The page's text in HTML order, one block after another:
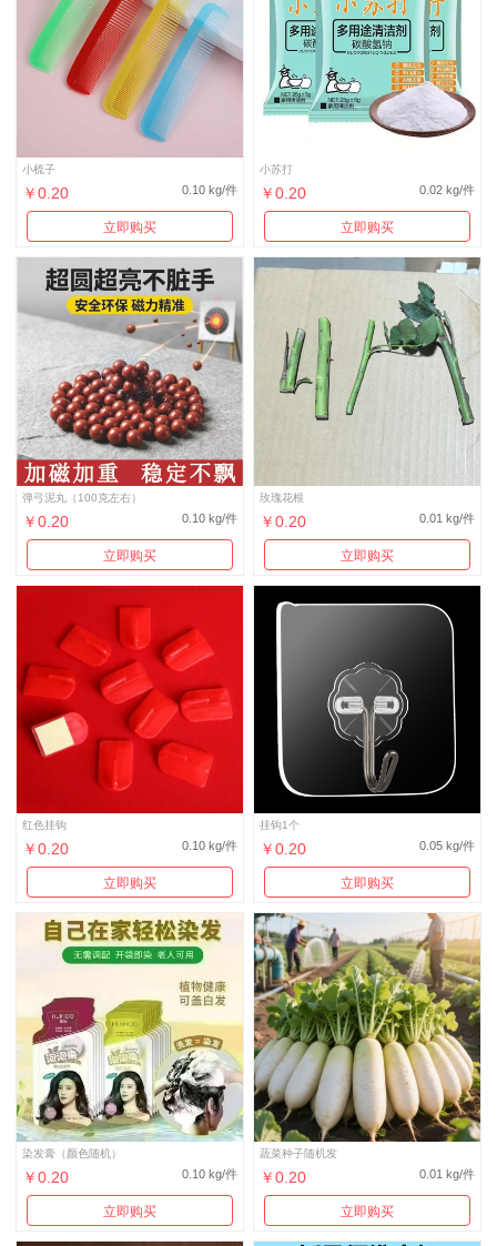
小梳子
￥0.20 0.10 kg/件
立即购买
小苏打
￥0.20 0.02 kg/件
立即购买
弹弓泥丸（100克左右）
￥0.20 0.10 kg/件
立即购买
玫瑰花根
￥0.20 0.01 kg/件
立即购买
红色挂钩
￥0.20 0.10 kg/件
立即购买
挂钩1个
￥0.20 0.05 kg/件
立即购买
染发膏（颜色随机）
￥0.20 0.10 kg/件
立即购买
蔬菜种子随机发
￥0.20 0.01 kg/件
立即购买